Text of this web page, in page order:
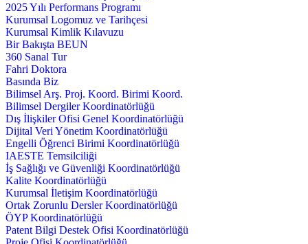
2025 Yılı Performans Programı
Kurumsal Logomuz ve Tarihçesi
Kurumsal Kimlik Kılavuzu
Bir Bakışta BEUN
360 Sanal Tur
Fahri Doktora
Basında Biz
Bilimsel Arş. Proj. Koord. Birimi Koord.
Bilimsel Dergiler Koordinatörlüğü
Dış İlişkiler Ofisi Genel Koordinatörlüğü
Dijital Veri Yönetim Koordinatörlüğü
Engelli Öğrenci Birimi Koordinatörlüğü
IAESTE Temsilciliği
İş Sağlığı ve Güvenliği Koordinatörlüğü
Kalite Koordinatörlüğü
Kurumsal İletişim Koordinatörlüğü
Ortak Zorunlu Dersler Koordinatörlüğü
ÖYP Koordinatörlüğü
Patent Bilgi Destek Ofisi Koordinatörlüğü